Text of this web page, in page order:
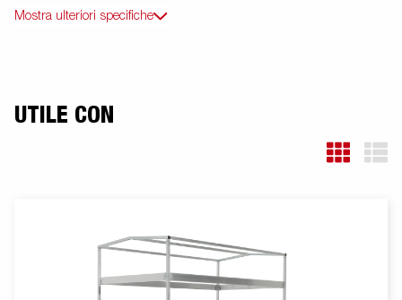
Mostra ulteriori specifiche
UTILE CON